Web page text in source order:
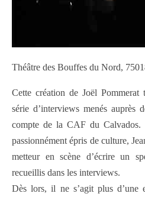
Théâtre des Bouffes du Nord,
Cette création de Joël
série d’interviews menés auprès
compte de la CAF du Calvados.
passionnément épris de culture,
metteur en scène d’écrire un
recueillis dans les interviews.
Dès lors, il ne s’agit plus d’une